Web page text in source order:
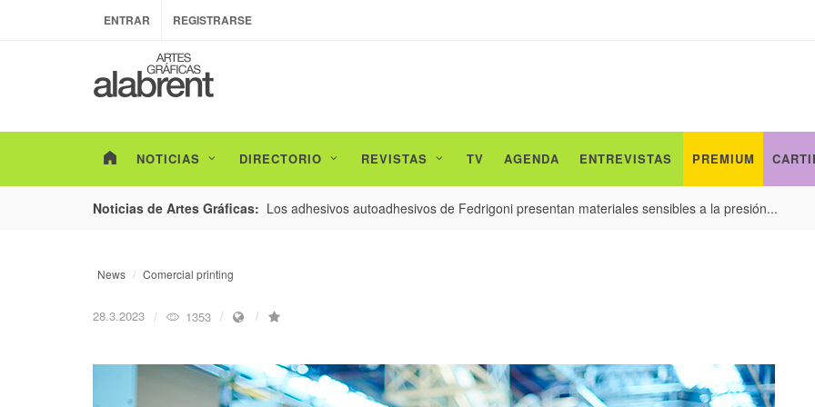
ENTRAR REGISTRARSE
NOTICIAS DIRECTORIO REVISTAS TV AGENDA ENTREVISTAS PREMIUM
Noticias de Artes Gráficas:
de envases con un nuevo estudio de Los adhesivos autoadhesivos de Fedrigoni presentan materiales sensibles a la presión...
News Comercial printing
28.3.2023 1353